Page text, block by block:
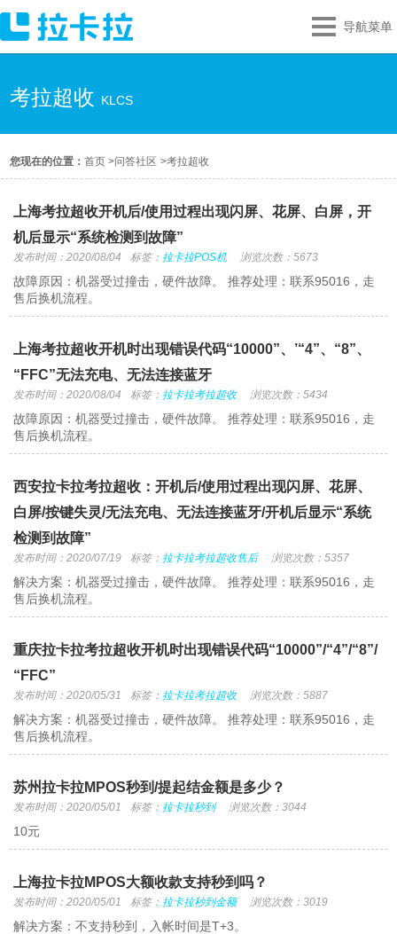
导航菜单
考拉超收 KLCS
您现在的位置：首页 >问答社区 >考拉超收
上海考拉超收开机后/使用过程出现闪屏、花屏、白屏，开
机后显示“系统检测到故障”
发布时间：2020/08/04 标签： 拉卡拉POS机 浏览次数：5673
故障原因：机器受过撞击，硬件故障。 推荐处理：联系95016，走
售后换机流程。
上海考拉超收开机时出现错误代码“10000”、’“4”、“8”、
“FFC”无法充电、无法连接蓝牙
发布时间：2020/08/04 标签： 拉卡拉考拉超收 浏览次数：5434
故障原因：机器受过撞击，硬件故障。 推荐处理：联系95016，走
售后换机流程。
西安拉卡拉考拉超收：开机后/使用过程出现闪屏、花屏、
白屏/按键失灵/无法充电、无法连接蓝牙/开机后显示“系统
检测到故障”
发布时间：2020/07/19 标签： 拉卡拉考拉超收售后 浏览次数：5357
解决方案：机器受过撞击，硬件故障。 推荐处理：联系95016，走
售后换机流程。
重庆拉卡拉考拉超收开机时出现错误代码“10000”/“4”/“8”/
“FFC”
发布时间：2020/05/31 标签： 拉卡拉考拉超收 浏览次数：5887
解决方案：机器受过撞击，硬件故障。 推荐处理：联系95016，走
售后换机流程。
苏州拉卡拉MPOS秒到/提起结金额是多少？
发布时间：2020/05/01 标签： 拉卡拉秒到 浏览次数：3044
10元
上海拉卡拉MPOS大额收款支持秒到吗？
发布时间：2020/05/01 标签： 拉卡拉秒到金额 浏览次数：3019
解决方案：不支持秒到，入帐时间是T+3。